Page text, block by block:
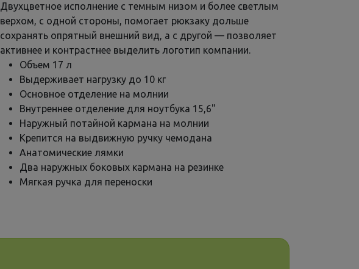
Двухцветное исполнение с темным низом и более светлым
верхом, с одной стороны, помогает рюкзаку дольше
сохранять опрятный внешний вид, а с другой — позволяет
активнее и контрастнее выделить логотип компании.
Объем 17 л
Выдерживает нагрузку до 10 кг
Основное отделение на молнии
Внутреннее отделение для ноутбука 15,6"
Наружный потайной кармана на молнии
Крепится на выдвижную ручку чемодана
Анатомические лямки
Два наружных боковых кармана на резинке
Мягкая ручка для переноски